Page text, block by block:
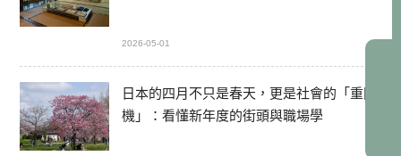
2026-05-01
日本的四月不只是春天，更是社會的「重開
機」：看懂新年度的街頭與職場學